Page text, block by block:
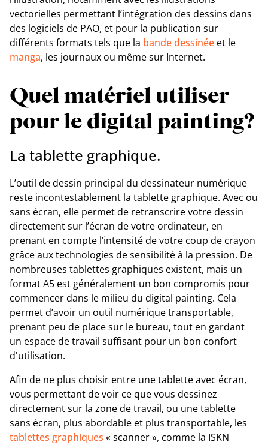
vectorielles permettant l’intégration des dessins dans
des logiciels de PAO, et pour la publication sur
différents formats tels que la bande dessinée et le
manga, les journaux ou même sur Internet.
Quel matériel utiliser
pour le digital painting?
La tablette graphique.
L’outil de dessin principal du dessinateur numérique
reste incontestablement la tablette graphique. Avec ou
sans écran, elle permet de retranscrire votre dessin
directement sur l’écran de votre ordinateur, en
prenant en compte l’intensité de votre coup de crayon
grâce aux technologies de sensibilité à la pression. De
nombreuses tablettes graphiques existent, mais un
format A5 est généralement un bon compromis pour
commencer dans le milieu du digital painting. Cela
permet d’avoir un outil numérique transportable,
prenant peu de place sur le bureau, tout en gardant
un espace de travail suffisant pour un bon confort
d'utilisation.
Afin de ne plus choisir entre une tablette avec écran,
vous permettant de voir ce que vous dessinez
directement sur la zone de travail, ou une tablette
sans écran, plus abordable et plus transportable, les
tablettes graphiques « scanner », comme la ISKN